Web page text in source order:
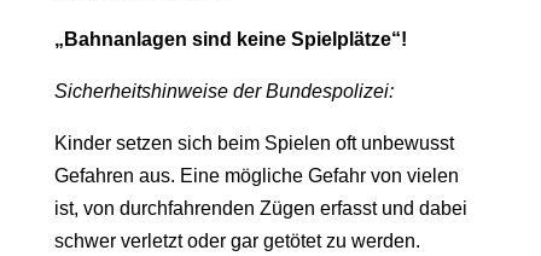
„Bahnanlagen sind keine Spielplätze“!
Sicherheitshinweise der Bundespolizei:
Kinder setzen sich beim Spielen oft unbewusst
Gefahren aus. Eine mögliche Gefahr von vielen
ist, von durchfahrenden Zügen erfasst und dabei
schwer verletzt oder gar getötet zu werden.